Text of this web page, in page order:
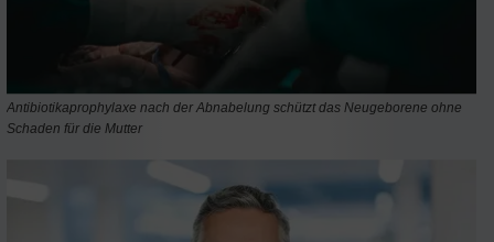
Antibiotikaprophylaxe nach der Abnabelung schützt das Neugeborene ohne
Schaden für die Mutter